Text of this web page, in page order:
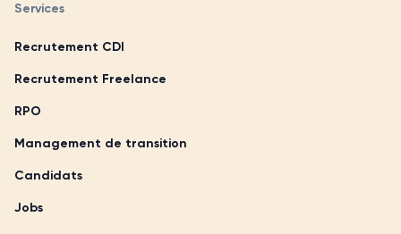
Services
Recrutement CDI
Recrutement Freelance
RPO
Management de transition
Candidats
Jobs